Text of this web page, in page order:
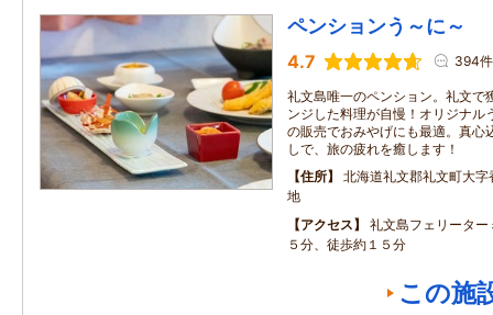
ペンションう～に～
4.7 394件
礼文島唯一のペンション。礼文で
ンジした料理が自慢！オリジナル
の販売でおみやげにも最適。真心
しで、旅の疲れを癒します！
住所
北海道礼文郡礼文町大
地
アクセス
礼文島フェリータ
５分、徒歩約１５分
この施